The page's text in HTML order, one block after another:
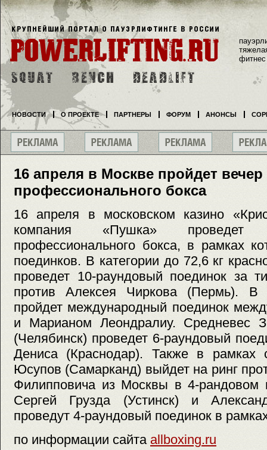
16 апреля в Москве пройдет вечер
профессионального бокса
16 апреля в московском казино
компания «Пушка» проведет
профессионального бокса, в рамках
поединков. В категории до 72,6 кг
проведет 10-раундовый поединок за
против Алексея Чиркова (Пермь). В
пройдет международный поединок
и Марианом Леондралиу. Средневес
(Челябинск) проведет 6-раундовый
Дениса (Краснодар). Также в рамках
Юсупов (Самарканд) выйдет на ринг
Филипповича из Москвы в 4-рандовом
Сергей Грузда (Устинск) и
проведут 4-раундовый поединок в
по информации сайта allboxing.ru
фитнес
НОВОСТИ О ПРОЕКТЕ ПАРТНЕРЫ ФОРУМ АНОНСЫ